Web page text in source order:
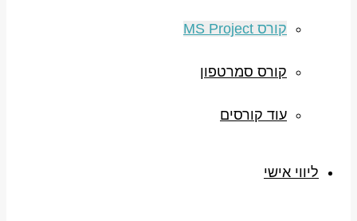
קורס MS Project
קורס סמרטפון
עוד קורסים
ליווי אישי